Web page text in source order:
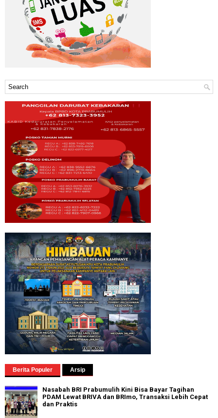
Berita Populer Arsip
Nasabah BRI Prabumulih Kini Bisa Bayar Tagihan
PDAM Lewat BRIVA dan BRImo, Transaksi Lebih Cepat
dan Praktis